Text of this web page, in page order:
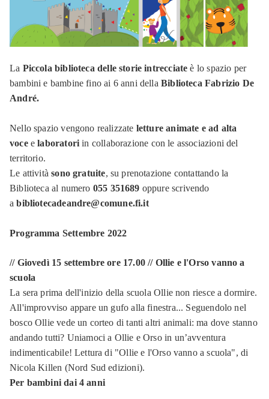
La Piccola biblioteca delle storie intrecciate è lo spazio per
bambini e bambine fino ai 6 anni della Biblioteca Fabrizio De
André.
Nello spazio vengono realizzate letture animate e ad alta
voceelaboratoriin collaborazione con le associazioni del
territorio.
Le attivitàsono gratuite, su prenotazione contattando la
Biblioteca al numero 055 351689 oppure scrivendo
abibliotecadeandre@comune.fi.it
Programma Settembre 2022
// Giovedì 15 settembre ore 17.00 // Ollie e l'Orso vanno a
scuola
La sera prima dell'inizio della scuola Ollie non riesce a dormire.
All'improvviso appare un gufo alla finestra... Seguendolo nel
bosco Ollie vede un corteo di tanti altri animali: ma dove stanno
andando tutti? Uniamoci a Ollie e Orso in un’avventura
indimenticabile! Lettura di "Ollie e l'Orso vanno a scuola", di
Nicola Killen (Nord Sud edizioni).
Per bambini dai 4 anni